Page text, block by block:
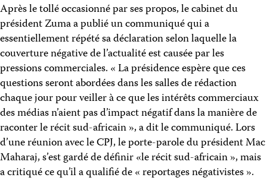
Après le tollé occasionné par ses propos, le cabinet du
président Zuma a publié un communiqué qui a
essentiellement répété sa déclaration selon laquelle la
couverture négative de l’actualité est causée par les
pressions commerciales. « La présidence espère que ces
questions seront abordées dans les salles de rédaction
chaque jour pour veiller à ce que les intérêts commerciaux
des médias n’aient pas d’impact négatif dans la manière de
raconter le récit sud-africain », a dit le communiqué. Lors
d’une réunion avec le CPJ, le porte-parole du président Mac
Maharaj, s’est gardé de définir «le récit sud-africain », mais
a critiqué ce qu’il a qualifié de « reportages négativistes ».